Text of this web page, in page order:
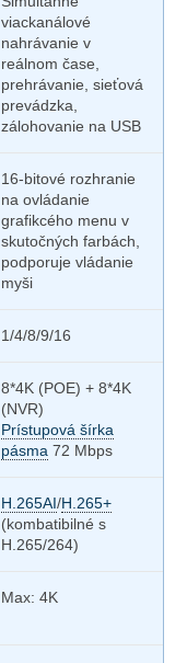
viackanálové
nahrávanie v
reálnom čase,
prehrávanie, sieťová
prevádzka,
zálohovanie na USB
16-bitové rozhranie
na ovládanie
grafikcého menu v
skutočných farbách,
podporuje vládanie
myši
1/4/8/9/16
8*4K (POE) + 8*4K
(NVR)
Prístupová šírka
pásma 72 Mbps
H.265AI/H.265+
(kombatibilné s
H.265/264)
Max: 4K